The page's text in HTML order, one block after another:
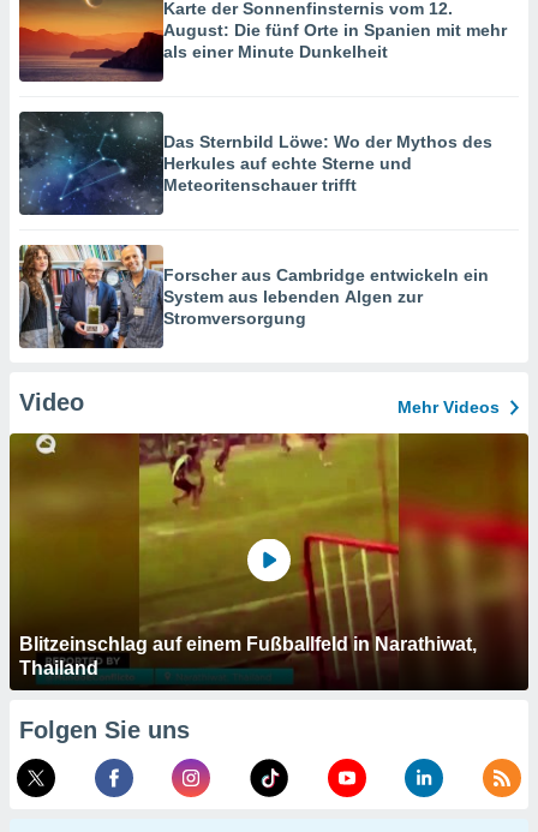
Karte der Sonnenfinsternis vom 12.
August: Die fünf Orte in Spanien mit mehr
als einer Minute Dunkelheit
Das Sternbild Löwe: Wo der Mythos des
Herkules auf echte Sterne und
Meteoritenschauer trifft
Forscher aus Cambridge entwickeln ein
System aus lebenden Algen zur
Stromversorgung
Video Mehr Videos
Blitzeinschlag auf einem Fußballfeld in Narathiwat,
Thailand
Folgen Sie uns